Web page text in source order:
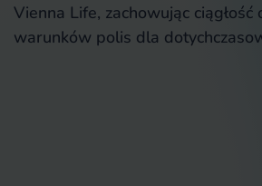
Vienna Life, zachowując ciągłość
warunków polis dla